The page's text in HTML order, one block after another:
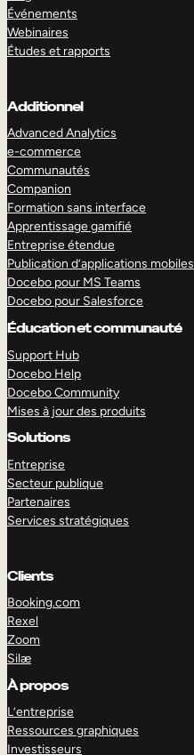
Événements
Webinaires
Études et rapports
Additionnel
Advanced Analytics
e-commerce
Communautés
Companion
Formation sans interface
Apprentissage gamifié
Entreprise étendue
Publication d’applications mobiles
Docebo pour MS Teams
Docebo pour Salesforce
Éducation et communauté
Support Hub
Docebo Help
Docebo Community
Mises à jour des produits
Solutions
Entreprise
Secteur publique
Partenaires
Services stratégiques
Clients
Booking.com
Rexel
Zoom
Silæ
À propos
L’entreprise
Ressources graphiques
Investisseurs